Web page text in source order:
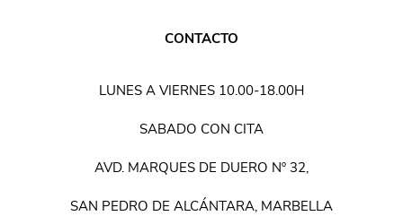
CONTACTO
LUNES A VIERNES 10.00-18.00H
SABADO CON CITA
AVD. MARQUES DE DUERO Nº 32,
SAN PEDRO DE ALCÁNTARA, MARBELLA